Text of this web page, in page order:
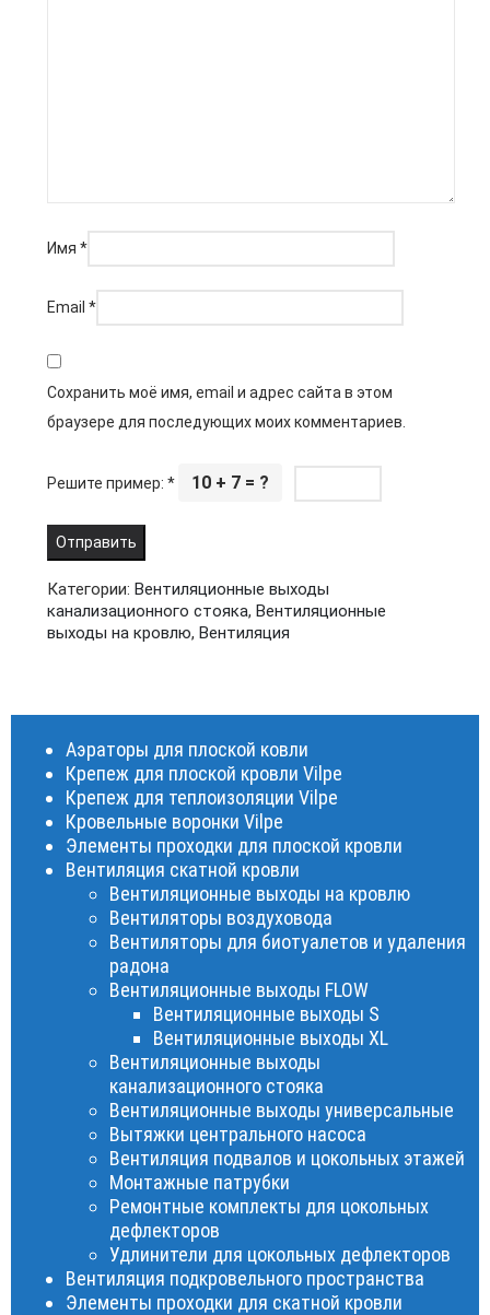
Имя *
Email *
Сохранить моё имя, email и адрес сайта в этом
браузере для последующих моих комментариев.
Решите пример: * 10 + 7 = ?
Категории: Вентиляционные выходы
канализационного стояка, Вентиляционные
выходы на кровлю, Вентиляция
Аэраторы для плоской ковли
Крепеж для плоской кровли Vilpe
Крепеж для теплоизоляции Vilpe
Кровельные воронки Vilpe
Элементы проходки для плоской кровли
Вентиляция скатной кровли
Вентиляционные выходы на кровлю
Вентиляторы воздуховода
Вентиляторы для биотуалетов и удаления
радона
Вентиляционные выходы FLOW
Вентиляционные выходы S
Вентиляционные выходы XL
Вентиляционные выходы
канализационного стояка
Вентиляционные выходы универсальные
Вытяжки центрального насоса
Вентиляция подвалов и цокольных этажей
Монтажные патрубки
Ремонтные комплекты для цокольных
дефлекторов
Удлинители для цокольных дефлекторов
Вентиляция подкровельного пространства
Элементы проходки для скатной кровли